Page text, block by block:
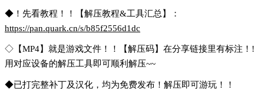
◆！先看教程！！【解压教程&工具汇总】：
https://pan.quark.cn/s/b85f2556d1dc
◇【MP4】就是游戏文件！！【解压码】在分享链接里有标注！!
用对应设备的解压工具即可顺利解压~~
◆已打完整补丁及汉化，均为免费发布！解压即可游玩！！